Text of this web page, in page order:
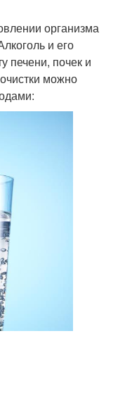
организма
и его
печени, почек и
можно